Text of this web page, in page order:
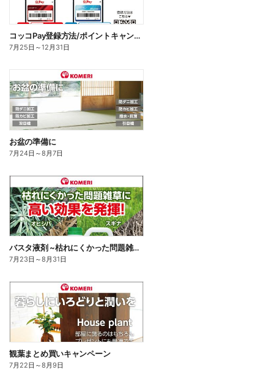
コッコPay登録方法/ポイントキャンペーン応募方法
7月25日 ～12月31日
お盆の準備に
7月24日 ～8月7日
バスタ液剤 ~枯れにくかった問題雑草に高い効果を発揮!~
7月23日 ～8月31日
観葉まとめ買いキャンペーン
7月22日 ～8月9日